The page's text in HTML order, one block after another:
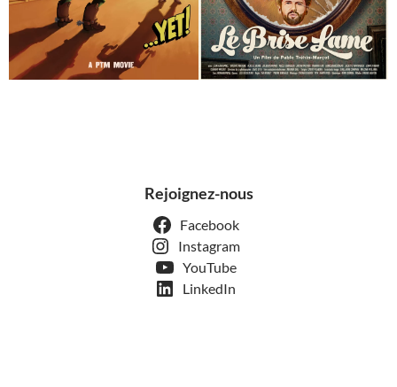
Rejoignez-nous
Facebook
Instagram
YouTube
LinkedIn